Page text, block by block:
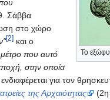
Το
Σάββα
στο χώρο
[2] και ο
που αυτό
στην οποία
για τον
της Αρχαιότητας
(2η